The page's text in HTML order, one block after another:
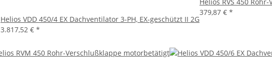
Helios VDD 450/4 EX Dachventilator 3-PH, EX-geschützt II 2G
3.817,52 € *
379,87 € *